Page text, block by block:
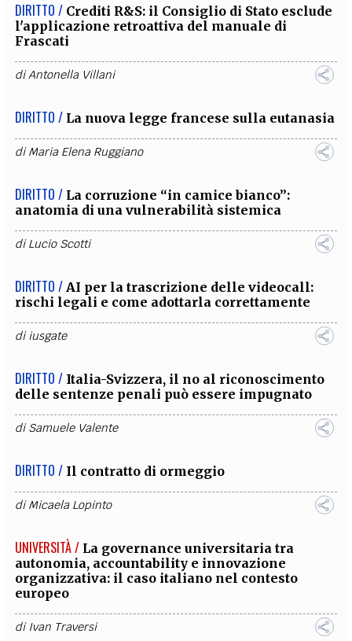
DIRITTO / Crediti R&S: il Consiglio di Stato esclude
l'applicazione retroattiva del manuale di
Frascati
diAntonella Villani
DIRITTO / La nuova legge francese sulla eutanasia
diMaria Elena Ruggiano
DIRITTO / La corruzione “in camice bianco”:
anatomia di una vulnerabilità sistemica
diLucio Scotti
DIRITTO / AI per la trascrizione delle videocall:
rischi legali e come adottarla correttamente
diiusgate
DIRITTO / Italia-Svizzera, il no al riconoscimento
delle sentenze penali può essere impugnato
diSamuele Valente
DIRITTO / Il contratto di ormeggio
diMicaela Lopinto
UNIVERSITÀ / La governance universitaria tra
autonomia, accountability e innovazione
organizzativa: il caso italiano nel contesto
europeo
di Ivan Traversi